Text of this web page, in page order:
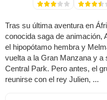
Tras su última aventura en
conocida saga de animación,
el hipopótamo hembra y
vuelta a la Gran Manzana y a
Central Park. Pero antes, el
reunirse con el rey Julien, ...